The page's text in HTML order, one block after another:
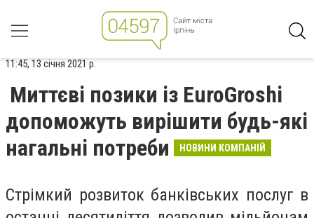
11:45, 13 січня 2021 р.
Миттєві позики із EuroGroshi
допоможуть вирішити будь-які
нагальні потреби
НОВИНИ КОМПАНІЙ
Стрімкий розвиток банківських послуг в